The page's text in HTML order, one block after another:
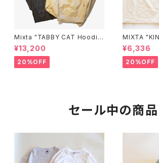
Mixta "TABBY CAT Hoodi
e"
¥13,200
20%OFF
MIXTA
e
¥6,336
20%OFF
セール中の商品